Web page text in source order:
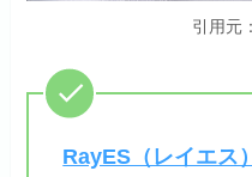
引用元：
RayES（レイエス）